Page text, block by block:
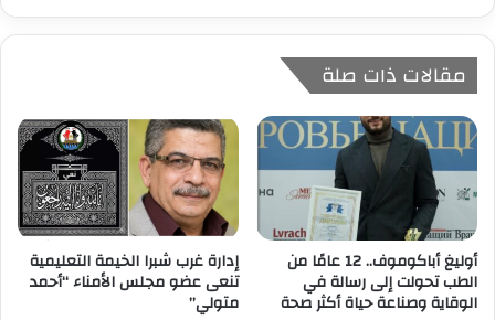
مقالات ذات صلة
أوليغ أباكوموف.. 12 عامًا من
الطب تحولت إلى رسالة في
الوقاية وصناعة حياة أكثر صحة
إدارة غرب شبرا الخيمة التعليمية
تنعى عضو مجلس الأمناء “أحمد
متولي”